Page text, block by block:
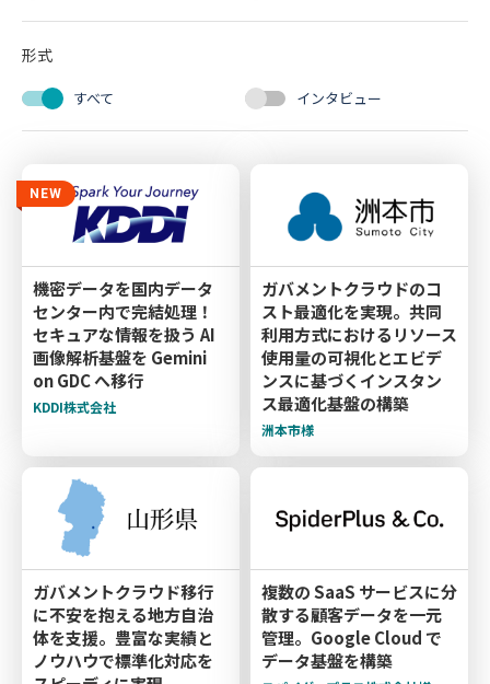
形式
すべて インタビュー
NEW
機密データを国内データ
センター内で完結処理！
セキュアな情報を扱う AI
画像解析基盤を Gemini
on GDC へ移行
KDDI株式会社
ガバメントクラウドのコ
スト最適化を実現。共同
利用方式におけるリソース
使用量の可視化とエビデ
ンスに基づくインスタン
ス最適化基盤の構築
洲本市様
ガバメントクラウド移行
に不安を抱える地方自治
体を支援。豊富な実績と
ノウハウで標準化対応を
複数の SaaS サービスに分
散する顧客データを一元
管理。Google Cloud で
データ基盤を構築